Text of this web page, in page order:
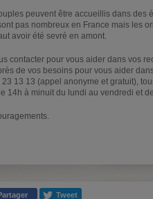
peuvent être accueillis dans des
pas nombreux en France mais les
avoir été sevré en amont.
contacter pour vous aider dans vos
de vos besoins pour vous aider
13 13 (appel anonyme et gratuit),
14h à minuit du lundi au vendredi et